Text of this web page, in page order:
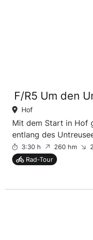
F/R5 Um den
Hof
Mit dem Start in Hof
entlang des
3:30 h 260 hm
Rad-Tour